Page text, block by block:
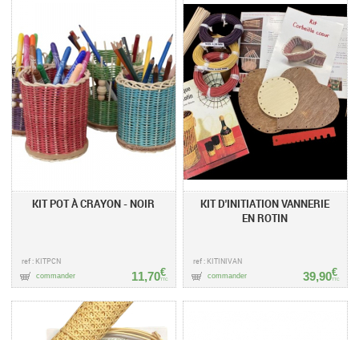
KIT POT À CRAYON - NOIR
ref : KITPCN
11,70€
TTC
commander
KIT D'INITIATION VANNERIE
EN ROTIN
ref : KITINIVAN
39,90€
TTC
commander